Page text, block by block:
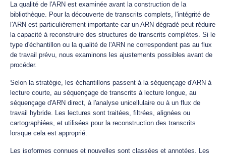
La qualité de l'ARN est examinée avant la construction de la
bibliothèque. Pour la découverte de transcrits complets, l'intégrité de
l'ARN est particulièrement importante car un ARN dégradé peut réduire
la capacité à reconstruire des structures de transcrits complètes. Si le
type d'échantillon ou la qualité de l'ARN ne correspondent pas au flux
de travail prévu, nous examinons les ajustements possibles avant de
procéder.
Selon la stratégie, les échantillons passent à la séquençage d'ARN à
lecture courte, au séquençage de transcrits à lecture longue, au
séquençage d'ARN direct, à l'analyse unicellulaire ou à un flux de
travail hybride. Les lectures sont traitées, filtrées, alignées ou
cartographiées, et utilisées pour la reconstruction des transcrits
lorsque cela est approprié.
Les isoformes connues et nouvelles sont classées et annotées. Les